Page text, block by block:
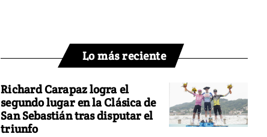
Lo más reciente
Richard Carapaz logra el
segundo lugar en la Clásica de
San Sebastián tras disputar el
triunfo